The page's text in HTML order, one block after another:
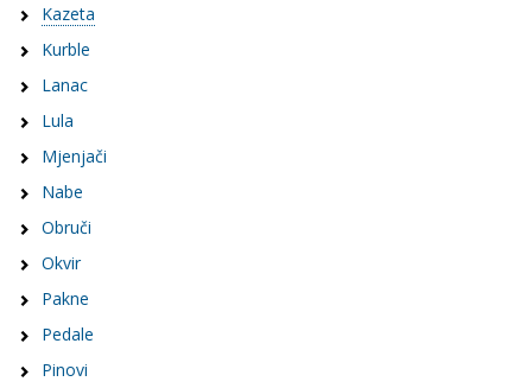
Kazeta
Kurble
Lanac
Lula
Mjenjači
Nabe
Obruči
Okvir
Pakne
Pedale
Pinovi